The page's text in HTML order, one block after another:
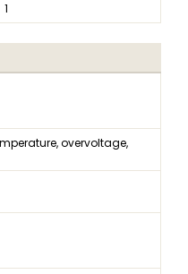
1
overvoltage,